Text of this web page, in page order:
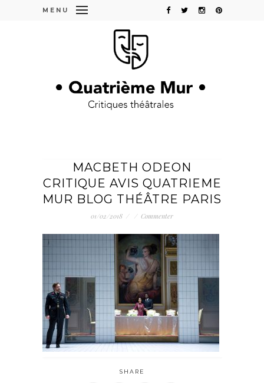
MENU
MACBETH ODEON
CRITIQUE AVIS QUATRIEME
MUR BLOG THÉÂTRE PARIS
01/02/2018 / / Commenter
SHARE